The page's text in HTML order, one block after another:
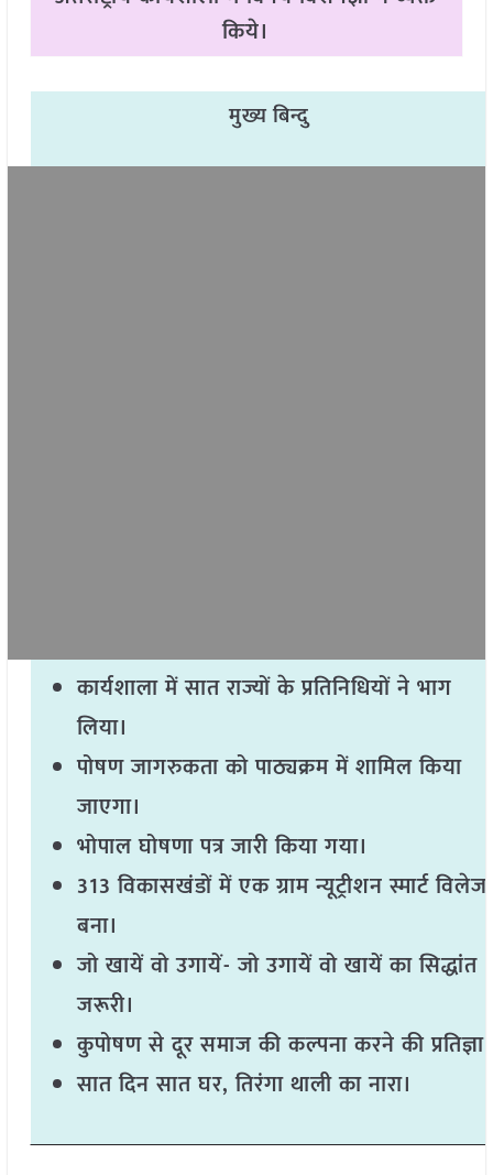
किये।
मुख्य बिन्दु
कार्यशाला में सात राज्यों के प्रतिनिधियों ने भाग
लिया।
पोषण जागरुकता को पाठ्यक्रम में शामिल किया
जाएगा।
भोपाल घोषणा पत्र जारी किया गया।
313 विकासखंडों में एक ग्राम न्यूट्रीशन स्मार्ट विलेज
बना।
जो खायें वो उगायें- जो उगायें वो खायें का सिद्धांत
जरूरी।
कुपोषण से दूर समाज की कल्पना करने की प्रतिज्ञा।
सात दिन सात घर, तिरंगा थाली का नारा।